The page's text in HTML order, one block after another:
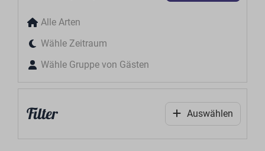
Alle Arten
Wähle Zeitraum
Wähle Gruppe von Gästen
Filter Auswählen